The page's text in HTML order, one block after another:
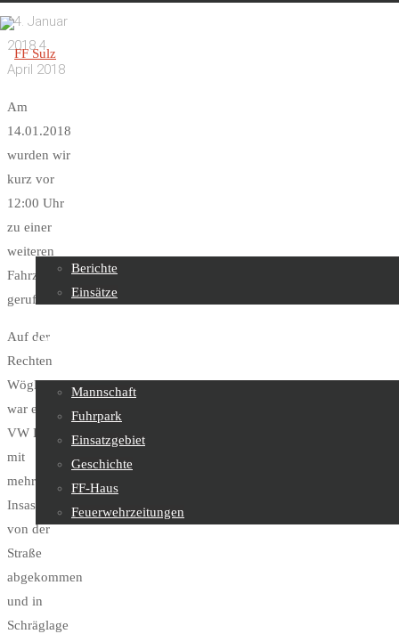
FF
Sulz
Berichte
Einsätze
Über uns
Mannschaft
Fuhrpark
Einsatzgebiet
Geschichte
FF-Haus
Feuerwehrzeitungen
Feuerwehrjugend
14. Januar
20184.
April 2018
Am
14.01.2018
wurden wir
kurz vor
12:00 Uhr
zu einer
weiteren
Fahrzeugbergung
gerufen.
Auf der
Rechten
Wöglerin
war ein
VW Bus
mit
mehreren
Insassen
von der
Straße
abgekommen
und in
Schräglage